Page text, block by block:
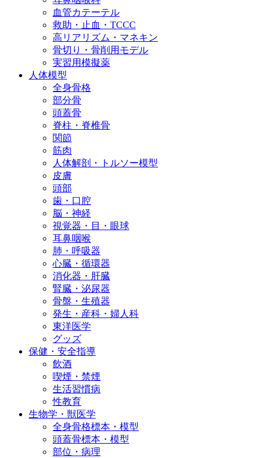
血管カテーテル
救助・止血・TCCC
高リアリズム・マネキン
骨切り・骨削用モデル
実習用模擬薬
人体模型
全身骨格
部分骨
頭蓋骨
脊柱・脊椎骨
関節
筋肉
人体解剖・トルソー模型
皮膚
頭部
歯・口腔
脳・神経
視覚器・目・眼球
耳鼻咽喉
肺・呼吸器
心臓・循環器
消化器・肝臓
腎臓・泌尿器
骨盤・生殖器
発生・産科・婦人科
東洋医学
グッズ
保健・安全指導
飲酒
喫煙・禁煙
生活習慣病
性教育
生物学・獣医学
全身骨格標本・模型
頭蓋骨標本・模型
部位・病理